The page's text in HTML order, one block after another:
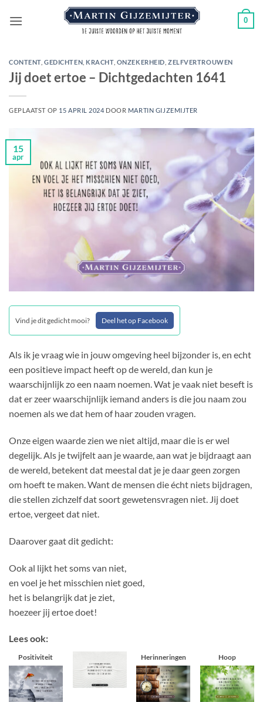
naar
0
CONTENT,GEDICHTEN KRACHT, ONZEKERHEID ,ZELFVERTROUWEN
Jij doet ertoe – Dichtgedachten 1641
GEPLAATST OP 15 APRIL 2024 DOOR MARTIN GIJZEMIJTER
15
apr
Vind je dit gedicht mooi? Deel het op Facebook
Als ik je vraag wie in jouw omgeving heel bijzonder is, en echt
een positieve impact heeft op de wereld, dan kun je
waarschijnlijk zo een naam noemen. Wat je vaak niet beseft is
dat er zeer waarschijnlijk iemand anders is die jou naam zou
noemen als we dat hem of haar zouden vragen.
Onze eigen waarde zien we niet altijd, maar die is er wel
degelijk. Als je twijfelt aan je waarde, aan wat je bijdraagt aan
de wereld, betekent dat meestal dat je je daar geen zorgen
om hoeft te maken. Want de mensen die écht niets bijdragen,
die stellen zichzelf dat soort gewetensvragen niet. Jij doet
ertoe, vergeet dat niet.
Daarover gaat dit gedicht:
Ook al lijkt het soms van niet,
en voel je het misschien niet goed,
het is belangrijk dat je ziet,
hoezeer jij ertoe doet!
Lees ook:
Positiviteit Herinneringen Hoop